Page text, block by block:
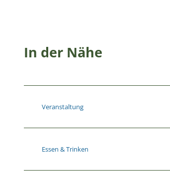
In der Nähe
Veranstaltung
Essen & Trinken